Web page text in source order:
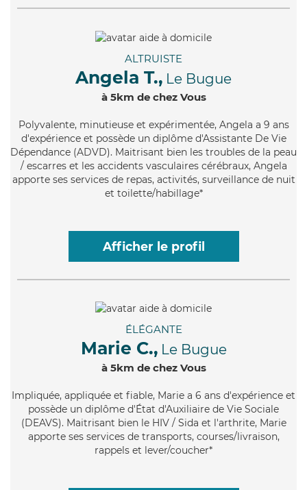
ALTRUISTE
Angela T., Le Bugue
à 5km de chez Vous
Polyvalente, minutieuse et expérimentée, Angela a 9 ans
d'expérience et possède un diplôme d'Assistante De Vie
Dépendance (ADVD). Maitrisant bien les troubles de la peau
/ escarres et les accidents vasculaires cérébraux, Angela
apporte ses services de repas, activités, surveillance de nuit
et toilette/habillage*
Afficher le profil
ÉLÉGANTE
Marie C., Le Bugue
à 5km de chez Vous
Impliquée, appliquée et fiable, Marie a 6 ans d'expérience et
possède un diplôme d'État d'Auxiliaire de Vie Sociale
(DEAVS). Maitrisant bien le HIV / Sida et l'arthrite, Marie
apporte ses services de transports, courses/livraison,
rappels et lever/coucher*